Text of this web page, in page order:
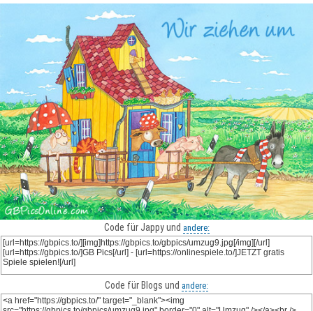
Code für Jappy und andere:
Code für Blogs und andere: